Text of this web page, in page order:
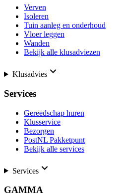
Verven
Isoleren
Tuin aanleg en onderhoud
Vloer leggen
Wanden
Bekijk alle klusadviezen
Klusadvies
Services
Gereedschap huren
Klusservice
Bezorgen
PostNL Pakketpunt
Bekijk alle services
Services
GAMMA